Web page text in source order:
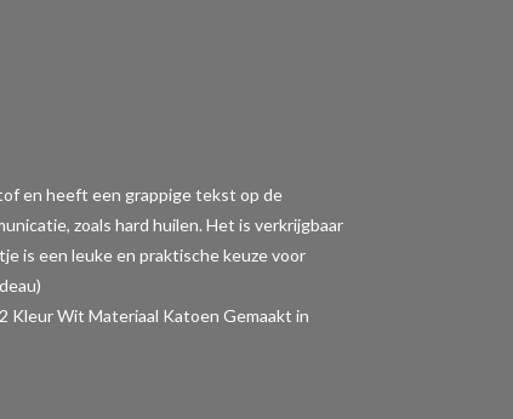
en heeft een grappige tekst op de
zoals hard huilen. Het is verkrijgbaar
is een leuke en praktische keuze voor
Wit Materiaal Katoen Gemaakt in